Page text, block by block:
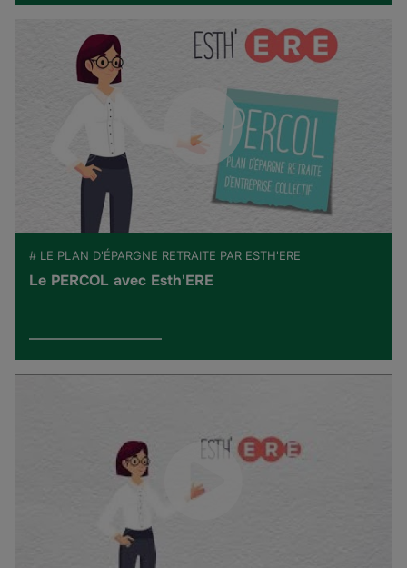
# LE PLAN D'ÉPARGNE RETRAITE PAR ESTH'ERE
Le PERCOL avec Esth'ERE